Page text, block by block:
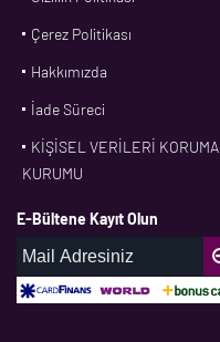
Çerez Politikası
Hakkımızda
İade Süreci
KİŞİSEL VERİLERİ KORUMA
KURUMU
E-Bültene Kayıt Olun